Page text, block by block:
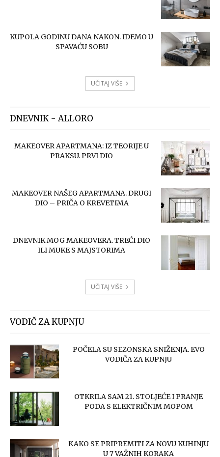
KUPOLA GODINU DANA NAKON. IDEMO U
SPAVAĆU SOBU
UČITAJ VIŠE
DNEVNIK - ALLORO
MAKEOVER APARTMANA: IZ TEORIJE U
PRAKSU. PRVI DIO
MAKEOVER NAŠEG APARTMANA. DRUGI
DIO – PRIČA O KREVETIMA
DNEVNIK MOG MAKEOVERA. TREĆI DIO
ILI MUKE S MAJSTORIMA
UČITAJ VIŠE
VODIČ ZA KUPNJU
POČELA SU SEZONSKA SNIŽENJA. EVO
VODIČA ZA KUPNJU
OTKRILA SAM 21. STOLJEĆE I PRANJE
PODA S ELEKTRIČNIM MOPOM
KAKO SE PRIPREMITI ZA NOVU KUHINJU
U 7 VAŽNIH KORAKA